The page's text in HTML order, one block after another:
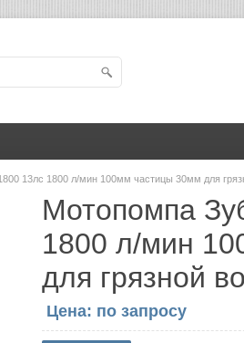
13лс 1800 л/мин 100мм частицы 30мм для
Мотопомпа
1800 л/мин
для грязной
Цена: по запросу